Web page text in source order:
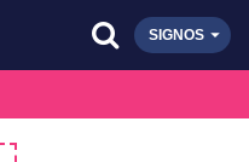
SIGNOS